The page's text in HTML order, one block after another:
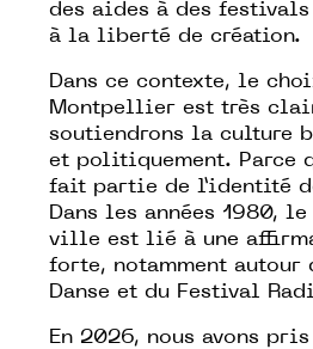
des aides à des festivals
à la liberté de création.
Dans ce contexte, le
Montpellier est très
soutiendrons la culture
et politiquement. Parce
fait partie de l’identité
Dans les années 1980,
ville est lié à une
forte, notamment
Danse et du Festival
En 2026, nous avons